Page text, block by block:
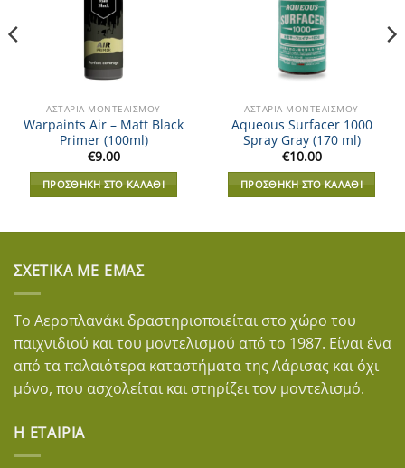
ΑΣΤΆΡΙΑ ΜΟΝΤΕΛΙΣΜΟΎ
Warpaints Air – Matt Black
Primer (100ml)
€9.00
ΠΡΟΣΘΉΚΗ ΣΤΟ ΚΑΛΆΘΙ
ΑΣΤΆΡΙΑ ΜΟΝΤΕΛΙΣΜΟΎ
Aqueous Surfacer 1000
Spray Gray (170 ml)
€10.00
ΠΡΟΣΘΉΚΗ ΣΤΟ ΚΑΛΆΘΙ
ΣΧΕΤΙΚΆ ΜΕ ΕΜΆΣ
Το Αεροπλανάκι δραστηριοποιείται στο χώρο του
παιχνιδιού και του μοντελισμού από το 1987. Είναι ένα
από τα παλαιότερα καταστήματα της Λάρισας και όχι
μόνο, που ασχολείται και στηρίζει τον μοντελισμό.
Η ΕΤΑΙΡΊΑ